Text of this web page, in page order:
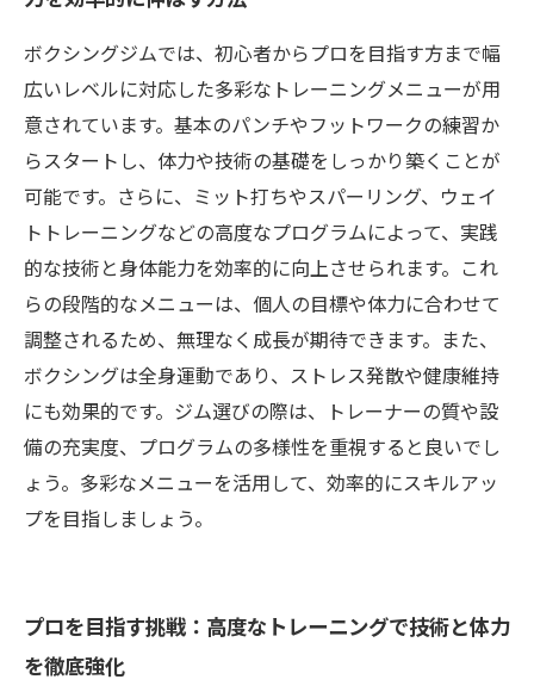
ボクシングジムでは、初心者からプロを目指す方まで幅
広いレベルに対応した多彩なトレーニングメニューが用
意されています。基本のパンチやフットワークの練習か
らスタートし、体力や技術の基礎をしっかり築くことが
可能です。さらに、ミット打ちやスパーリング、ウェイ
トトレーニングなどの高度なプログラムによって、実践
的な技術と身体能力を効率的に向上させられます。これ
らの段階的なメニューは、個人の目標や体力に合わせて
調整されるため、無理なく成長が期待できます。また、
ボクシングは全身運動であり、ストレス発散や健康維持
にも効果的です。ジム選びの際は、トレーナーの質や設
備の充実度、プログラムの多様性を重視すると良いでし
ょう。多彩なメニューを活用して、効率的にスキルアッ
プを目指しましょう。
プロを目指す挑戦：高度なトレーニングで技術と体力
を徹底強化